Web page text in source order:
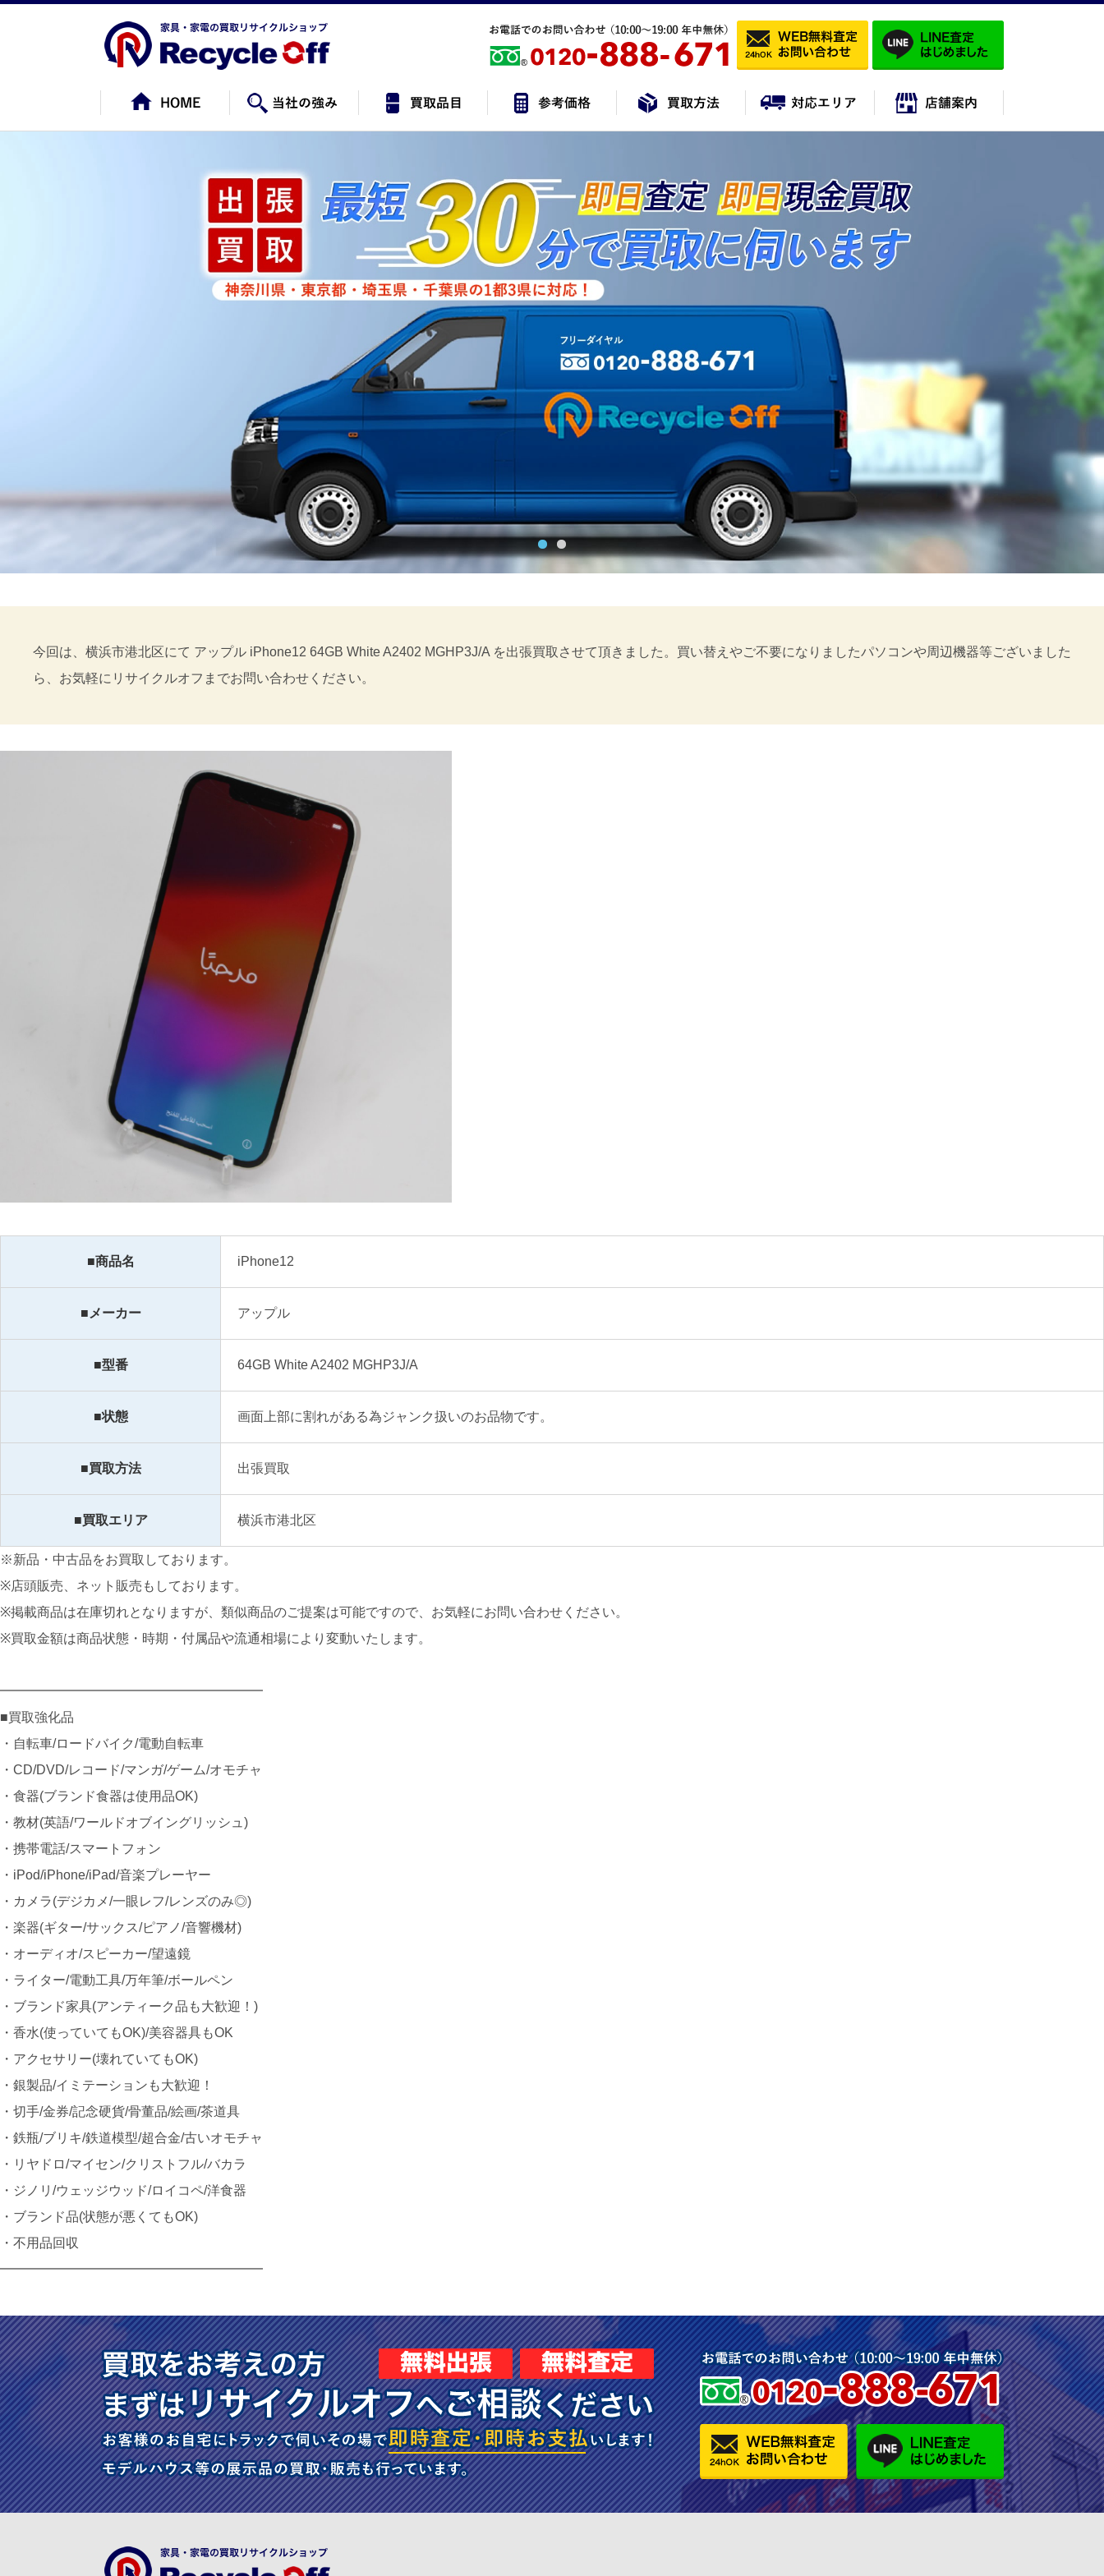
今回は、横浜市港北区にて アップル iPhone12 64GB White A2402 MGHP3J/A を出張買取させて頂きました。買い替えやご不要になりましたパソコンや周辺機器等ございました
ら、お気軽にリサイクルオフまでお問い合わせください。
■商品名 iPhone12
■メーカー アップル
■型番 64GB White A2402 MGHP3J/A
■状態 画面上部に割れがある為ジャンク扱いのお品物です。
■買取方法 出張買取
■買取エリア 横浜市港北区
※新品・中古品をお買取しております。
※店頭販売、ネット販売もしております。
※掲載商品は在庫切れとなりますが、類似商品のご提案は可能ですので、お気軽にお問い合わせください。
※買取金額は商品状態・時期・付属品や流通相場により変動いたします。
━━━━━━━━━━━━━━━━━━━━
■買取強化品
・自転車/ロードバイク/電動自転車
・CD/DVD/レコード/マンガ/ゲーム/オモチャ
・食器(ブランド食器は使用品OK)
・教材(英語/ワールドオブイングリッシュ)
・携帯電話/スマートフォン
・iPod/iPhone/iPad/音楽プレーヤー
・カメラ(デジカメ/一眼レフ/レンズのみ◎)
・楽器(ギター/サックス/ピアノ/音響機材)
・オーディオ/スピーカー/望遠鏡
・ライター/電動工具/万年筆/ボールペン
・ブランド家具(アンティーク品も大歓迎！)
・香水(使っていてもOK)/美容器具もOK
・アクセサリー(壊れていてもOK)
・銀製品/イミテーションも大歓迎！
・切手/金券/記念硬貨/骨董品/絵画/茶道具
・鉄瓶/ブリキ/鉄道模型/超合金/古いオモチャ
・リヤドロ/マイセン/クリストフル/バカラ
・ジノリ/ウェッジウッド/ロイコペ/洋食器
・ブランド品(状態が悪くてもOK)
・不用品回収
━━━━━━━━━━━━━━━━━━━━